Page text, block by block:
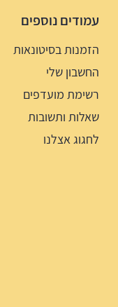
עמודים נוספים
הזמנות בסיטונאות
החשבון שלי
רשימת מועדפים
שאלות ותשובות
לחגוג אצלנו